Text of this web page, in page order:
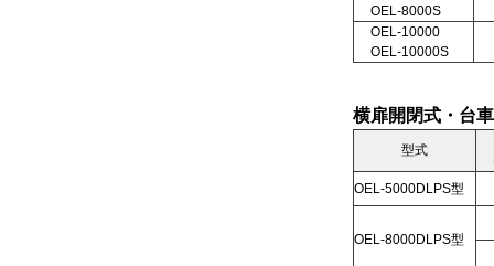
OEL-8000S
OEL-10000
OEL-10000S
横扉開閉式・台
型式
OEL-5000DLPS型
OEL-8000DLPS型